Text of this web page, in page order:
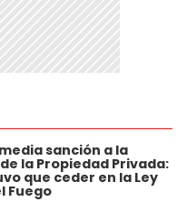
sanción a la
la Propiedad Privada:
que ceder en la Ley
Fuego